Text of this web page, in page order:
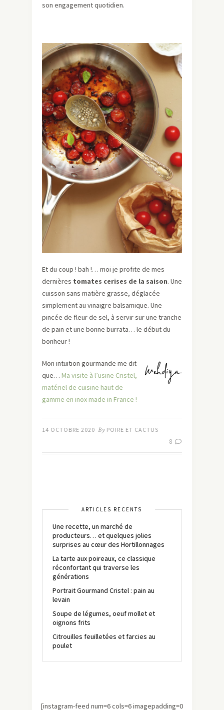
son engagement quotidien.
Et du coup ! bah !… moi je profite de mes
dernières tomates cerises de la saison. Une
cuisson sans matière grasse, déglacée
simplement au vinaigre balsamique. Une
pincée de fleur de sel, à servir sur une tranche
de pain et une bonne burrata… le début du
bonheur !
Mon intuition gourmande me dit
que… Ma visite à l’usine Cristel,
matériel de cuisine haut de
gamme en inox made in France !
14 OCTOBRE 2020 By POIRE ET CACTUS
8
ARTICLES RÉCENTS
Une recette, un marché de
producteurs… et quelques jolies
surprises au cœur des Hortillonnages
La tarte aux poireaux, ce classique
réconfortant qui traverse les
générations
Portrait Gourmand Cristel : pain au
levain
Soupe de légumes, oeuf mollet et
oignons frits
Citrouilles feuilletées et farcies au
poulet
[instagram-feed num=6 cols=6 imagepadding=0